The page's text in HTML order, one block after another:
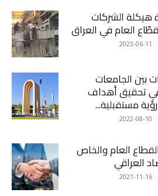
هيكلة الشركات
العام في العراق
-
2023-06-11
بين الجامعات
تحقيق أهداف
مستقبلية...
-
2022-08-10
العام والخاص
العراقي
-
2021-11-16